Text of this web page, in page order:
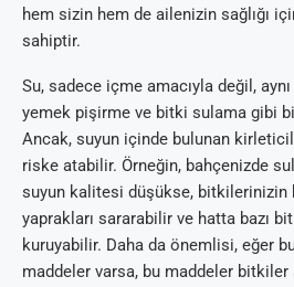
hem sizin hem de ailenizin sağlığı
sahiptir.
Su, sadece içme amacıyla değil,
yemek pişirme ve bitki sulama gibi
Ancak, suyun içinde bulunan
riske atabilir. Örneğin, bahçenizde
suyun kalitesi düşükse, bitkilerinizin
yaprakları sararabilir ve hatta bazı
kuruyabilir. Daha da önemlisi, eğer
maddeler varsa, bu maddeler bitkiler